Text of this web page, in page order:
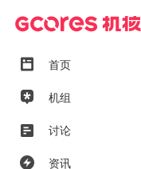
首页
机组
讨论
资讯